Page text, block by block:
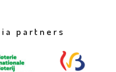
partners